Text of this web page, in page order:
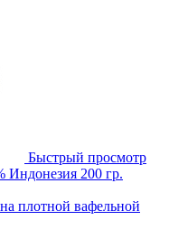
Быстрый просмотр
Индонезия 200 гр.